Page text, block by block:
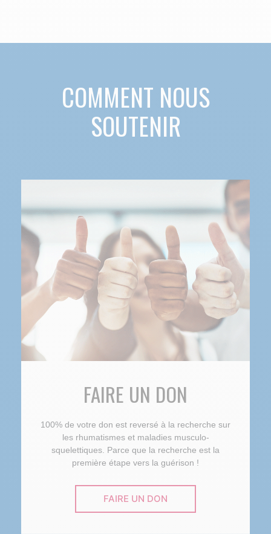
COMMENT NOUS
SOUTENIR
FAIRE UN DON
100% de votre don est reversé à la recherche sur
les rhumatismes et maladies musculo-
squelettiques. Parce que la recherche est la
première étape vers la guérison !
FAIRE UN DON